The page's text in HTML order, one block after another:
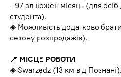
- 97 зл кожен місяць (для осіб
студента).
◈ Можливість додатково брати
сезону розпродажів).
📍 МІСЦЕ РОБОТИ
◈ Swarzędz (13 км від Познані).